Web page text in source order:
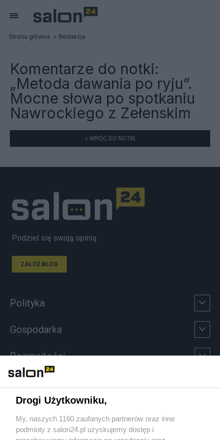
Strona główna Redakcja
Komentarze do notki:
„Metoda dawania po ryju”.
Mocne słowa po spotkaniu
Nawrockiego z Zełenskim
« WRÓĆ DO NOTKI
Podziel się swoją opinią
ZAŁÓŻ BLOG
Polityka
Gospodarka
Rozmaitości
Sport
Społeczeństwo
Drogi Użytkowniku,
My, naszych 1160 zaufanych partnerów oraz inne
podmioty z salon24.pl uzyskujemy dostęp i